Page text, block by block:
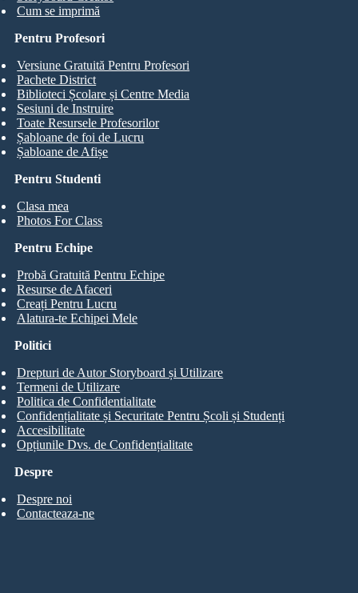
Cum se imprimă
Pentru Studenti
Clasa mea
Photos For Class
Pentru Profesori
Versiune Gratuită Pentru Profesori
Pachete District
Biblioteci Școlare și Centre Media
Sesiuni de Instruire
Toate Resursele Profesorilor
Șabloane de foi de Lucru
Șabloane de Afișe
Pentru Echipe
Probă Gratuită Pentru Echipe
Resurse de Afaceri
Creați Pentru Lucru
Alatura-te Echipei Mele
Despre
Despre noi
Contacteaza-ne
Politici
Drepturi de Autor Storyboard și Utilizare
Termeni de Utilizare
Politica de Confidentialitate
Confidențialitate și Securitate Pentru Școli și Studenți
Accesibilitate
Opțiunile Dvs. de Confidențialitate